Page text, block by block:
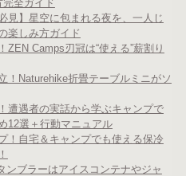
全ガイド
見】星空に包まれる夜を、一人じ
楽しみ方ガイド
ZEN Camps刃冠は“使える”薪割り
！Naturehike折畳テーブルミニがソ
遭遇者の実話から学ぶキャンプで
12選＋行動マニュアル
！自宅＆キャンプでも使える保冷
ンブラーはアイスコンテナやジャ